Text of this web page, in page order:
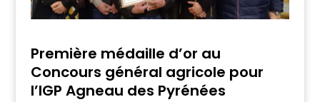
Première médaille d’or au
Concours général agricole pour
l’IGP Agneau des Pyrénées